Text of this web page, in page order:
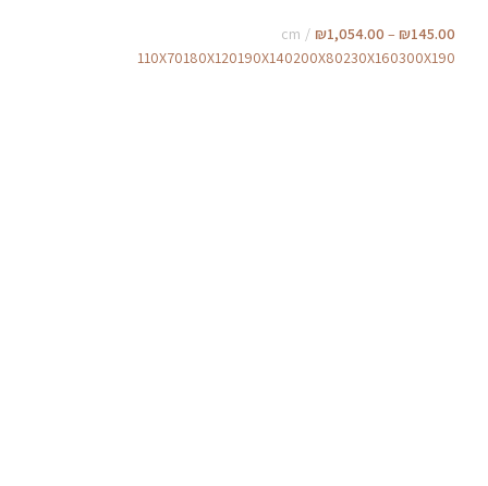
₪145.00
–
₪1,054.00
cm
110X70180X120190X140200X80230X160300X190